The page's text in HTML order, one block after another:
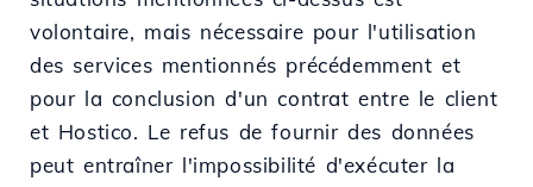
volontaire, mais nécessaire pour l'utilisation
des services mentionnés précédemment et
pour la conclusion d'un contrat entre le client
et Hostico. Le refus de fournir des données
peut entraîner l'impossibilité d'exécuter la